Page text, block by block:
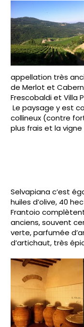
appellation très
de Merlot et
Frescobaldi et Villa
Le paysage y est
collineux (contre
plus frais et la
Selvapiana c’est
huiles d’olive, 40
Frantoio
anciens, souvent
verte, parfumée
d’artichaut, très